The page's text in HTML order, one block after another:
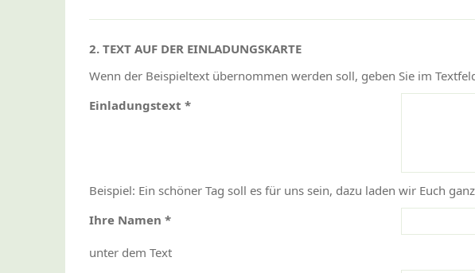
2. TEXT AUF DER EINLADUNGSKARTE
Wenn der Beispieltext übernommen werden soll, geben Sie im
Einladungstext *
Beispiel: Ein schöner Tag soll es für uns sein, dazu laden wir Euch
Ihre Namen *
unter dem Text